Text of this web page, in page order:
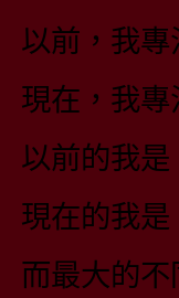
以前，我
現在，我
以前的我
現在的我
而最大的